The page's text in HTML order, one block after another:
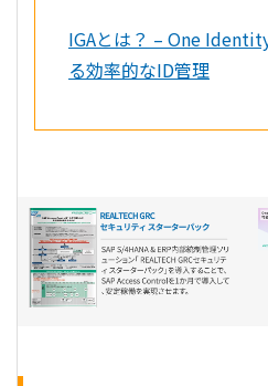
IGAとは？ – One
る効率的なID管理